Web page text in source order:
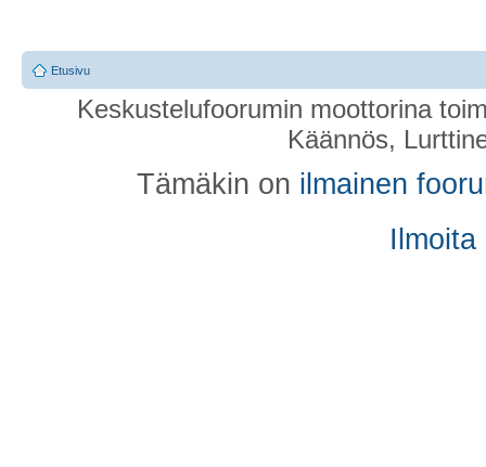
Etusivu
Keskustelufoorumin moottorina
Käännös,
Tämäkin on ilmainen